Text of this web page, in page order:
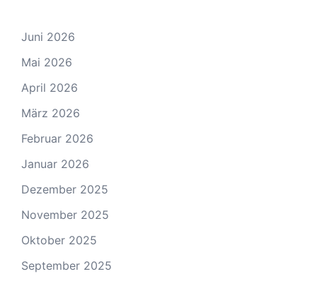
Juni 2026
Mai 2026
April 2026
März 2026
Februar 2026
Januar 2026
Dezember 2025
November 2025
Oktober 2025
September 2025